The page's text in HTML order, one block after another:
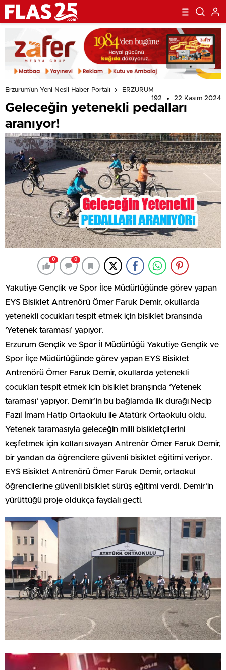
Erzurum'un Yeni Nesil Haber Portalı
ERZURUM
192
22 Kasım 2024
Geleceğin yetenekli pedalları
aranıyor!
0 0
Yakutiye Gençlik ve Spor İlçe Müdürlüğünde görev yapan
EYS Bisiklet Antrenörü Ömer Faruk Demir, okullarda
yetenekli çocukları tespit etmek için bisiklet branşında
‘Yetenek taraması’ yapıyor.
Erzurum Gençlik ve Spor İl Müdürlüğü Yakutiye Gençlik ve
Spor İlçe Müdürlüğünde görev yapan EYS Bisiklet
Antrenörü Ömer Faruk Demir, okullarda yetenekli
çocukları tespit etmek için bisiklet branşında ‘Yetenek
taraması’ yapıyor. Demir’in bu bağlamda ilk durağı Necip
Fazıl İmam Hatip Ortaokulu ile Atatürk Ortaokulu oldu.
Yetenek taramasıyla geleceğin milli bisikletçilerini
keşfetmek için kolları sıvayan Antrenör Ömer Faruk Demir,
bir yandan da öğrencilere güvenli bisiklet eğitimi veriyor.
EYS Bisiklet Antrenörü Ömer Faruk Demir, ortaokul
öğrencilerine güvenli bisiklet sürüş eğitimi verdi. Demir’in
yürüttüğü proje oldukça faydalı geçti.